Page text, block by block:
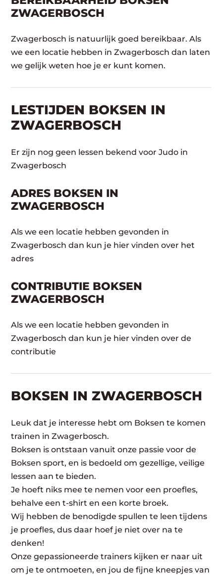
ZWAGERBOSCH
Zwagerbosch is natuurlijk goed bereikbaar. Als
we een locatie hebben in Zwagerbosch dan laten
we gelijk weten hoe je er kunt komen.
LESTIJDEN BOKSEN IN
ZWAGERBOSCH
Er zijn nog geen lessen bekend voor Judo in
Zwagerbosch
ADRES BOKSEN IN
ZWAGERBOSCH
Als we een locatie hebben gevonden in
Zwagerbosch dan kun je hier vinden over het
adres
CONTRIBUTIE BOKSEN
ZWAGERBOSCH
Als we een locatie hebben gevonden in
Zwagerbosch dan kun je hier vinden over de
contributie
BOKSEN IN ZWAGERBOSCH
Leuk dat je interesse hebt om Boksen te komen
trainen in Zwagerbosch.
Boksen is ontstaan vanuit onze passie voor de
Boksen sport, en is bedoeld om gezellige, veilige
lessen aan te bieden.
Je hoeft niks mee te nemen voor een proefles,
behalve een t-shirt en een korte broek.
Wij hebben de benodigde spullen te leen tijdens
je proefles, dus daar hoef je niet over na te
denken!
Onze gepassioneerde trainers kijken er naar uit
om je te ontmoeten, en jou de fijne kneepjes van